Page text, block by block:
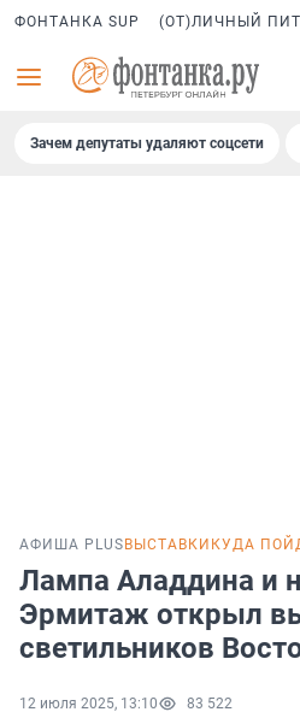
ФОНТАНКА SUP (ОТ)ЛИЧНЫЙ
Зачем депутаты удаляют соцсети
АФИША PLUS ВЫСТАВКИ КУДА
Лампа Аладдина и
Эрмитаж открыл
светильников
12 июля 2025, 13:10 83 522